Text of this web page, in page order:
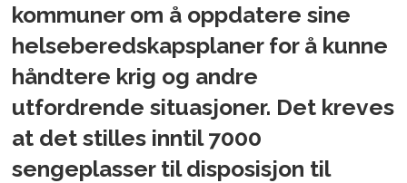
kommuner om å oppdatere sine
helseberedskapsplaner for å kunne
håndtere krig og andre
utfordrende situasjoner. Det kreves
at det stilles inntil 7000
sengeplasser til disposisjon til